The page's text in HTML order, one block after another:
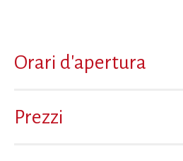
Orari d'apertura
Prezzi